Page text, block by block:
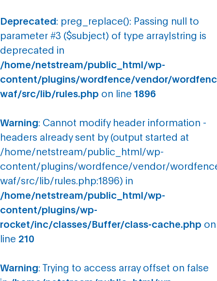
Deprecated : preg_replace(): Passing null to
parameter #3 ($subject) of type array|string is
deprecated in
/home/netstream/public_html/wp-
content/plugins/wordfence/vendor/
waf/src/lib/rules.php on line 1896
Warning: Cannot modify header information -
headers already sent by (output started at
/home/netstream/public_html/wp-
content/plugins/wordfence/vendor/
waf/src/lib/rules.php:1896) in
/home/netstream/public_html/wp-
content/plugins/wp-
rocket/inc/classes/Buffer/class-cache.php on
line 210
Warning: Trying to access array offset on false